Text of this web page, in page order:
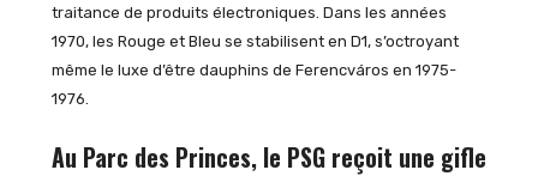
traitance de produits électroniques. Dans les années
1970, les Rouge et Bleu se stabilisent en D1, s’octroyant
même le luxe d’être dauphins de Ferencváros en 1975-
1976.
Au Parc des Princes, le PSG reçoit une gifle